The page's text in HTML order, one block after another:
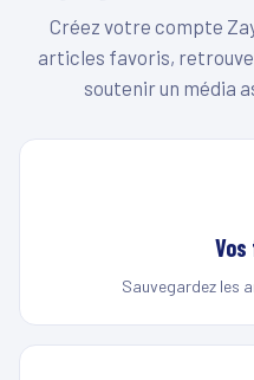
Créez votre compte
articles favoris,
soutenir un média
Sauvegardez les